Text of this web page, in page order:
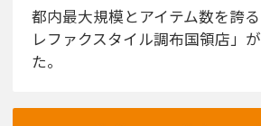
都内最大規模とアイテム数を誇
レファクスタイル調布国領店」
た。